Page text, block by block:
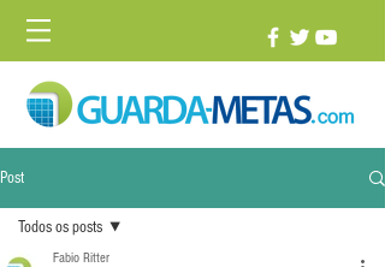
Post
Todos os posts
Fabio Ritter